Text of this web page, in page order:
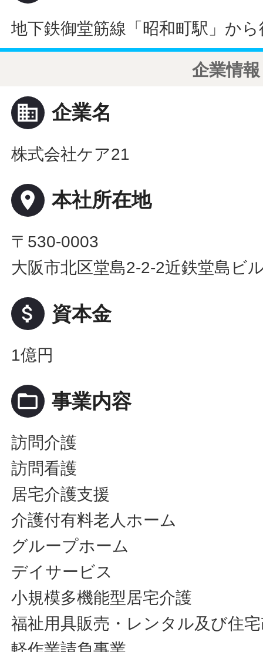
地下鉄御堂筋線「昭和町駅」か
企業情報
business 企業名
株式会社ケア21
place 本社所在地
〒530-0003
大阪市北区堂島2-2-2近鉄堂島ビ
attach_money 資本金
1億円
folder_open 事業内容
訪問介護
訪問看護
居宅介護支援
介護付有料老人ホーム
グループホーム
デイサービス
小規模多機能型居宅介護
福祉用具販売・レンタル及び住